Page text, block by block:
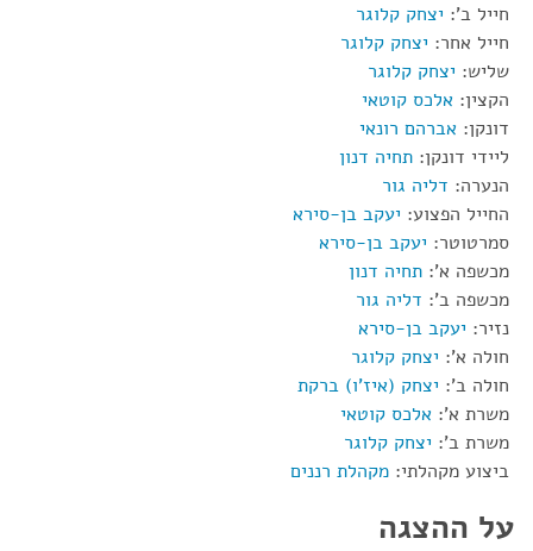
חייל ב': יצחק קלוגר
חייל אחר: יצחק קלוגר
שליש: יצחק קלוגר
הקצין: אלכס קוטאי
דונקן: אברהם רונאי
ליידי דונקן: תחיה דנון
הנערה: דליה גור
החייל הפצוע: יעקב בן-סירא
סמרטוטר: יעקב בן-סירא
מכשפה א': תחיה דנון
מכשפה ב': דליה גור
נזיר: יעקב בן-סירא
חולה א': יצחק קלוגר
חולה ב': יצחק (איז'ו) ברקת
משרת א': אלכס קוטאי
משרת ב': יצחק קלוגר
ביצוע מקהלתי: מקהלת רננים
על ההצגה